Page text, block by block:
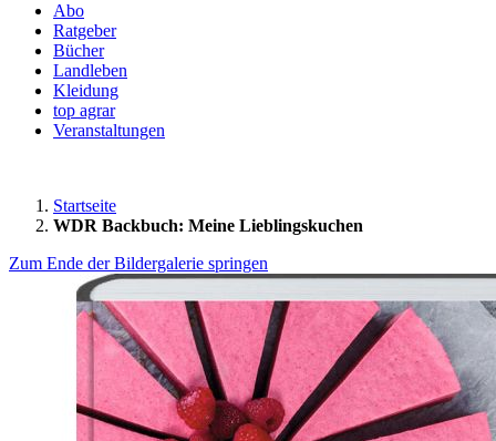
Abo
Ratgeber
Bücher
Landleben
Kleidung
top agrar
Veranstaltungen
Startseite
WDR Backbuch: Meine Lieblingskuchen
Zum Ende der Bildergalerie springen